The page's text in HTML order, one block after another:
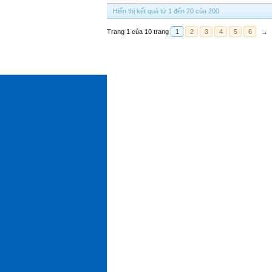
Hiển thị kết quả từ 1 đến 20 của 200
Trang 1 của 10 trang 1 2 3 4 5 6 →